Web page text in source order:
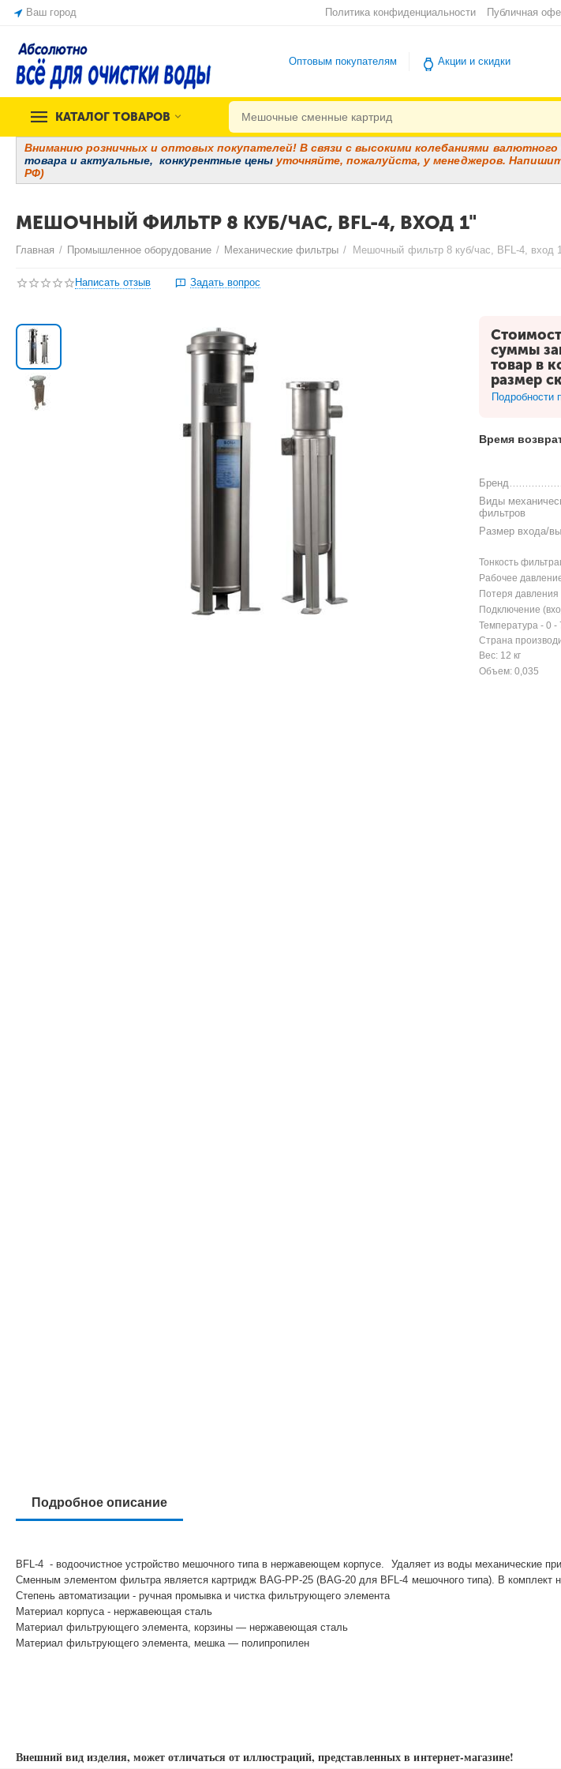
Ваш город Политика конфиденциальности Публичная
Оптовым покупателям Акции и скидки
КАТАЛОГ ТОВАРОВ
Вниманию розничных и оптовых покупателей! В связи с высокими колебаниями валютного
товара иактуальные, конкурентные цены уточняйте, пожалуйста, у менеджеров.
РФ)
МЕШОЧНЫЙ ФИЛЬТР 8 КУБ/ЧАС, BFL-4, ВХОД 1"
Главная / Промышленное оборудование / Механические фильтры / Мешочный фильтр 8 куб/час, BFL-4, вход
Написать отзыв Задать вопрос
суммы
товар в
размер
Подробности
Время
Бренд
Виды
фильтров
Размер входа/
Тонкость
Рабочее
Потеря
Подключение
Температура - 0 -
Страна
Вес: 12 кг
Объем: 0,035
Подробное описание
BFL-4 - водоочистное устройство мешочного типа в нержавеющем корпусе. Удаляет из воды механические
Сменным элементом фильтра является картридж BAG-PP-25 (BAG-20 для BFL-4 мешочного типа). В комплект
Степень автоматизации - ручная промывка и чистка фильтрующего элемента
Материал корпуса - нержавеющая сталь
Материал фильтрующего элемента, корзины — нержавеющая сталь
Материал фильтрующего элемента, мешка — полипропилен
Внешний вид изделия, может отличаться от иллюстраций, представленных в интернет-магазине!